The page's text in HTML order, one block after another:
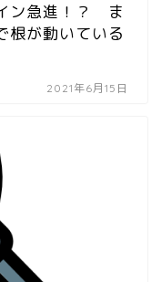
ン急進！？ ま
根が動いている
2021年6月15日